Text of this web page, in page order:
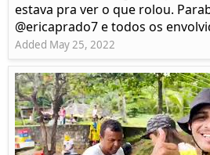
estava pra ver o que rolou.
@ericaprado7 e todos os
Added May 25, 2022